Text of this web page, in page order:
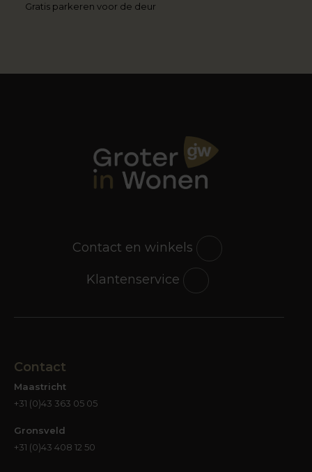
Gratis parkeren voor de deur
Contact en winkels
Klantenservice
Contact
Maastricht
+31 (0)43 363 05 05
Gronsveld
+31 (0)43 408 12 50